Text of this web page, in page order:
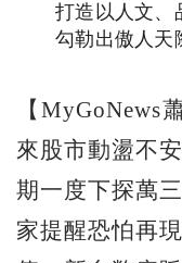
打造以人文、
勾勒出傲人天
【MyGoNews
來股市動盪不
期一度下探萬
家提醒恐怕再